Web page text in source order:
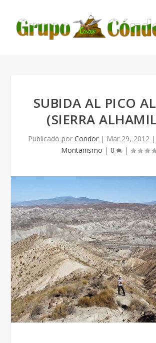
SUBIDA AL PICO
(SIERRA
Publicado por Condor | Mar 29, 2012 |
Montañismo | 0 |